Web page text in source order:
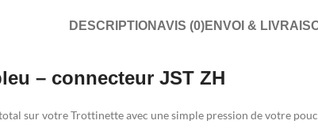
DESCRIPTION AVIS (0)ENVOI &
– connecteur JST ZH
sur votre Trottinette avec une simple pression de votre